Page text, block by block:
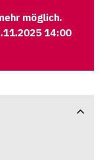
möglich.
14:00